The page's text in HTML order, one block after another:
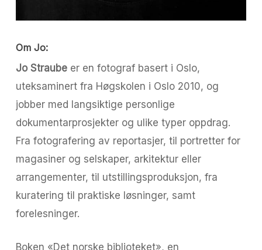
Om Jo:
Jo Straube er en fotograf basert i Oslo,
uteksaminert fra Høgskolen i Oslo 2010, og
jobber med langsiktige personlige
dokumentarprosjekter og ulike typer oppdrag.
Fra fotografering av reportasjer, til portretter for
magasiner og selskaper, arkitektur eller
arrangementer, til utstillingsproduksjon, fra
kuratering til praktiske løsninger, samt
forelesninger.
Boken «Det norske biblioteket», en